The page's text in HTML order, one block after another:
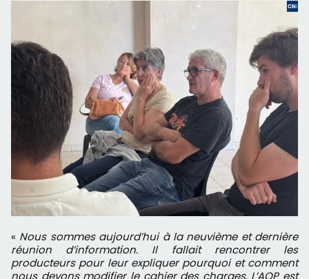
« Nous sommes aujourd’hui à la neuvième et dernière
réunion d’information. Il fallait rencontrer les
producteurs pour leur expliquer pourquoi et comment
nous devons modifier le cahier des charges. L’AOP est